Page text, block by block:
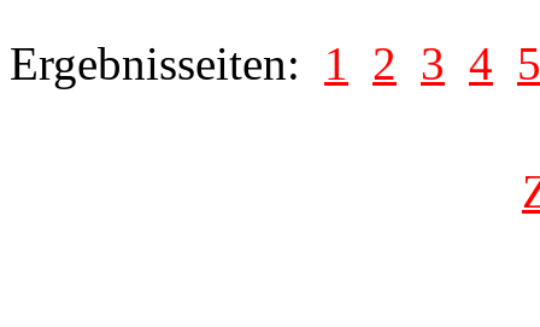
Ergebnisseiten: 1 2 3 4 5